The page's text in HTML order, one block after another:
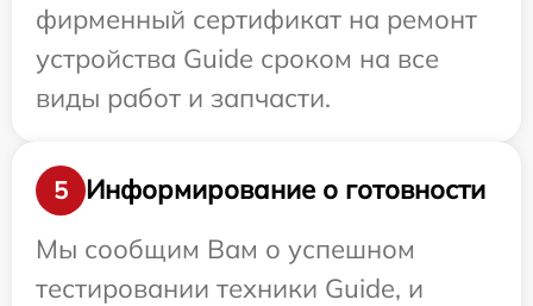
фирменный сертификат на ремонт
устройства Guide сроком на все
виды работ и запчасти.
5
Информирование о готовности
Мы сообщим Вам о успешном
тестировании техники Guide, и